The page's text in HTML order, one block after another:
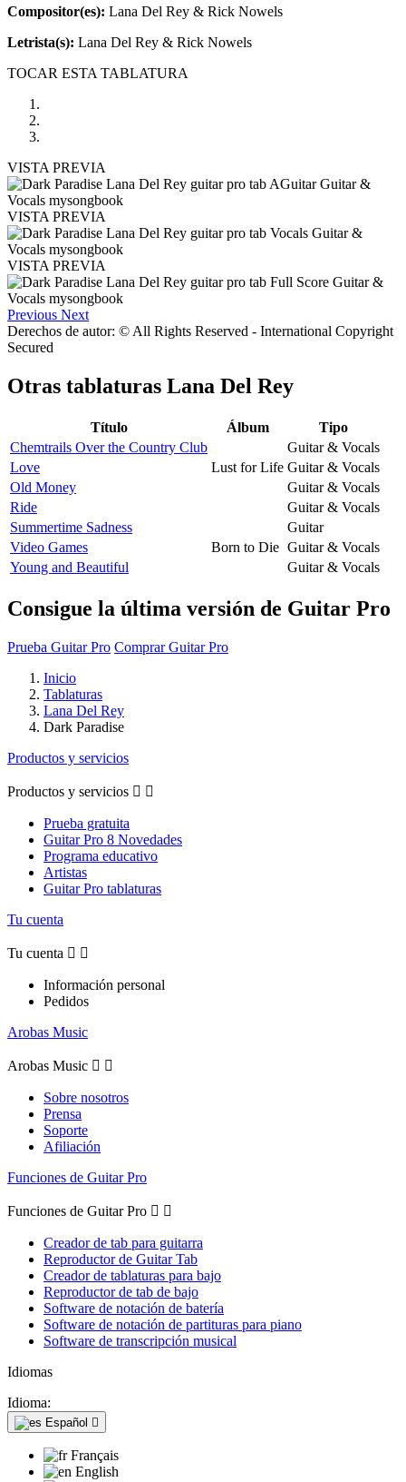
Compositor(es): Lana Del Rey & Rick Nowels
Letrista(s): Lana Del Rey & Rick Nowels
TOCAR ESTA TABLATURA
VISTA PREVIA
VISTA PREVIA
VISTA PREVIA
Previous Next
Derechos de autor: © All Rights Reserved - International Copyright
Secured
Otras tablaturas Lana Del Rey
Título Álbum
Tipo
Chemtrails Over the Country Club
Guitar & Vocals
Love
Lust for Life Guitar & Vocals
Old Money
Guitar & Vocals
Ride
Guitar & Vocals
Summertime Sadness
Guitar
Video Games
Born to Die Guitar & Vocals
Young and Beautiful
Guitar & Vocals
Consigue la última versión de Guitar Pro
Prueba Guitar Pro Comprar Guitar Pro
Inicio
Tablaturas
Lana Del Rey
Dark Paradise
Productos y servicios
Productos y servicios  
Prueba gratuita
Guitar Pro 8 Novedades
Programa educativo
Artistas
Guitar Pro tablaturas
Tu cuenta
Tu cuenta  
Información personal
Pedidos
Arobas Music
Arobas Music  
Sobre nosotros
Prensa
Soporte
Afiliación
Funciones de Guitar Pro
Funciones de Guitar Pro  
Creador de tab para guitarra
Reproductor de Guitar Tab
Creador de tablaturas para bajo
Reproductor de tab de bajo
Software de notación de batería
Software de notación de partituras para piano
Software de transcripción musical
Idiomas
Idioma:
Español 
Français
English